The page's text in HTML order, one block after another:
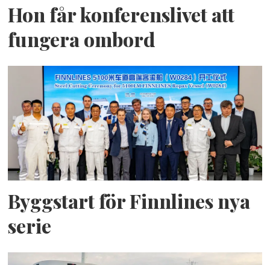
Hon får konferenslivet att
fungera ombord
Byggstart för Finnlines nya
serie